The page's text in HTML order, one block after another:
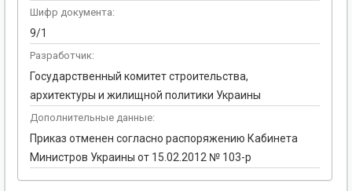
Шифр документа:
9/1
Разработчик:
Государственный комитет строительства,
архитектуры и жилищной политики Украины
Дополнительные данные:
Приказ отменен согласно распоряжению Кабинета
Министров Украины от 15.02.2012 № 103-р